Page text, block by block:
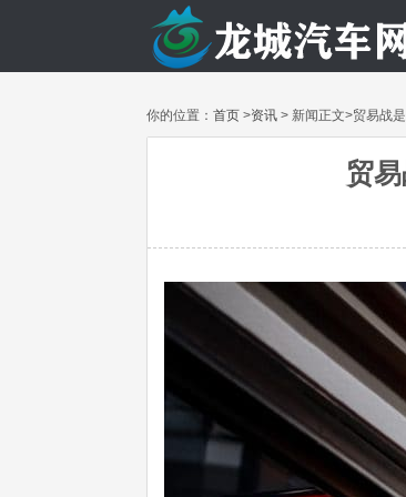
你的位置： 首页 >资讯 > 新闻正文>贸易战
贸